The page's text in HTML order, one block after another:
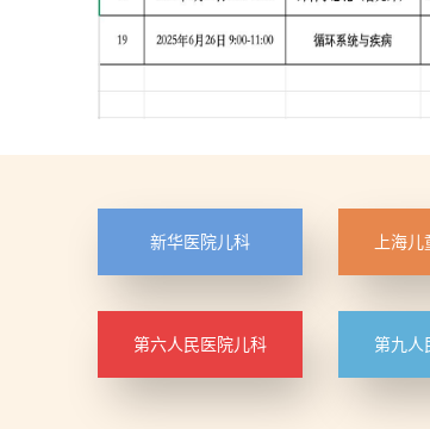
新华医院儿科 上海
第六人民医院儿科 第九人